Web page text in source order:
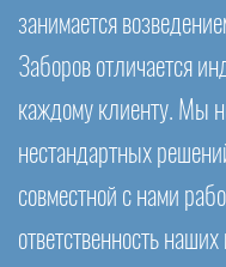
занимается
Заборов отличается
каждому клиенту. Мы
нестандартных
совместной с нами
ответственность